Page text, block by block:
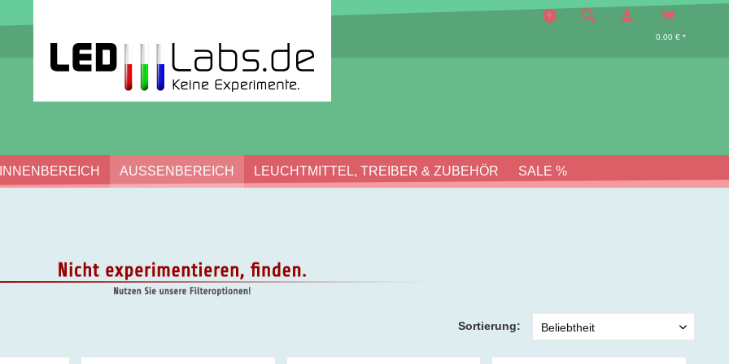
0,00 € *
AUSSENBEREICH LEUCHTMITTEL, TREIBER & ZUBEHÖR SALE %
Sortierung: